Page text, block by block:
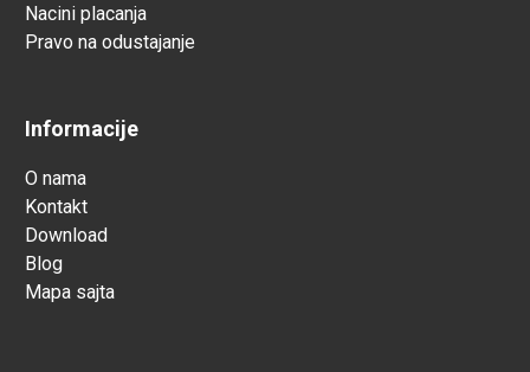
Nacini placanja
Pravo na odustajanje
Informacije
O nama
Kontakt
Download
Blog
Mapa sajta